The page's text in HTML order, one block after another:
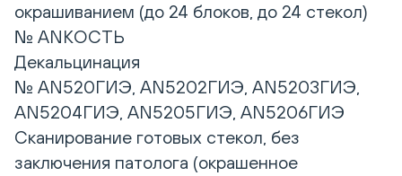
окрашиванием (до 24 блоков, до 24 стекол)
№ ANКОСТЬ
Декальцинация
№ AN520ГИЭ, AN5202ГИЭ, AN5203ГИЭ,
AN5204ГИЭ, AN5205ГИЭ, AN5206ГИЭ
Сканирование готовых стекол, без
заключения патолога (окрашенное